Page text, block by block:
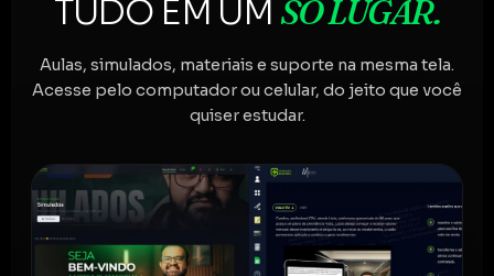
TUDO EM UM SÓ LUGAR.
Aulas, simulados, materiais e suporte na mesma tela.
Acesse pelo computador ou celular, do jeito que você
quiser estudar.